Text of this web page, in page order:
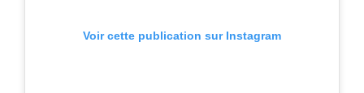
Voir cette publication sur Instagram